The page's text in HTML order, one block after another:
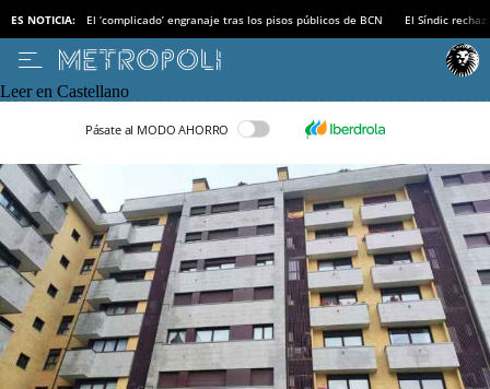
ES NOTICIA: El ‘complicado’ engranaje tras los pisos públicos de BCN El Síndic
Leer en Castellano
Pásate al MODO AHORRO